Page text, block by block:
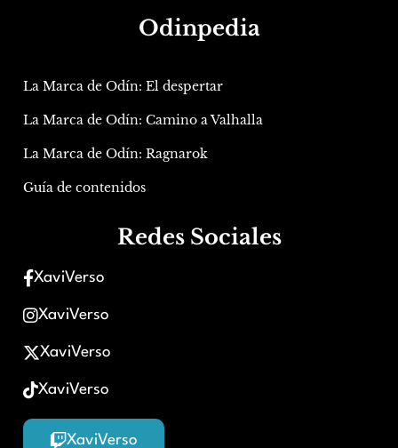
Odinpedia
La Marca de Odín: El despertar
La Marca de Odín: Camino a Valhalla
La Marca de Odín: Ragnarok
Guía de contenidos
Redes Sociales
XaviVerso
XaviVerso
XaviVerso
XaviVerso
XaviVerso